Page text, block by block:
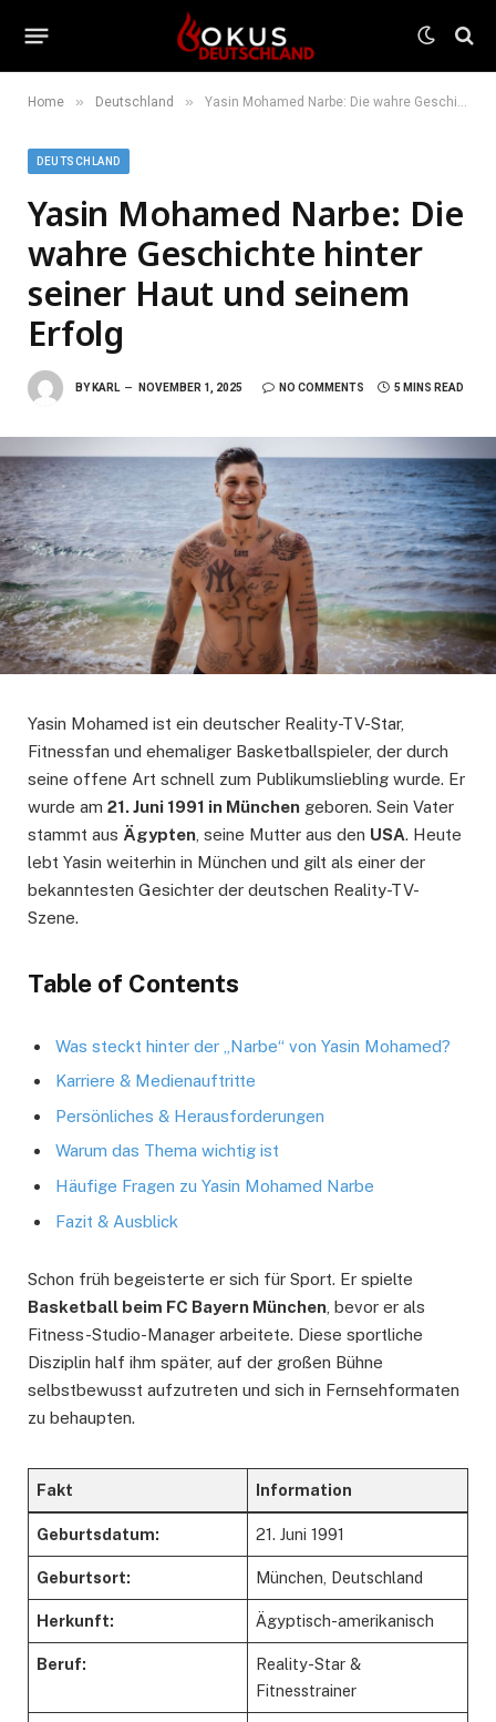
Home » Deutschland » Yasin Mohamed Narbe: Die wahre Geschichte hinter seiner Haut und seinem Erfolg
DEUTSCHLAND
Yasin Mohamed Narbe: Die
wahre Geschichte hinter
seiner Haut und seinem
Erfolg
BY KARL NOVEMBER 1, 2025 NO COMMENTS 5 MINS READ
Yasin Mohamed ist ein deutscher Reality-TV-Star,
Fitnessfan und ehemaliger Basketballspieler, der durch
seine offene Art schnell zum Publikumsliebling wurde. Er
wurde am 21. Juni 1991 in München geboren. Sein Vater
stammt aus Ägypten , seine Mutter aus den USA. Heute
lebt Yasin weiterhin in München und gilt als einer der
bekanntesten Gesichter der deutschen Reality-TV-
Szene.
Table of Contents
Was steckt hinter der „Narbe“ von Yasin Mohamed?
Karriere & Medienauftritte
Persönliches & Herausforderungen
Warum das Thema wichtig ist
Häufige Fragen zu Yasin Mohamed Narbe
Fazit & Ausblick
Schon früh begeisterte er sich für Sport. Er spielte
Basketball beim FC Bayern München , bevor er als
Fitness-Studio-Manager arbeitete. Diese sportliche
Disziplin half ihm später, auf der großen Bühne
selbstbewusst aufzutreten und sich in Fernsehformaten
zu behaupten.
Fakt Information
Geburtsdatum: 21. Juni 1991
Geburtsort: München, Deutschland
Herkunft: Ägyptisch-amerikanisch
Beruf:
Reality-Star &
Fitnesstrainer